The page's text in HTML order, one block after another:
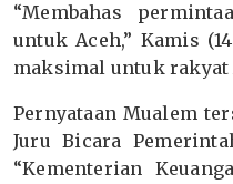
“Membahas
untuk Aceh,” Kamis
maksimal untuk rakyat
Pernyataan Mualem
Juru Bicara
“Kementerian